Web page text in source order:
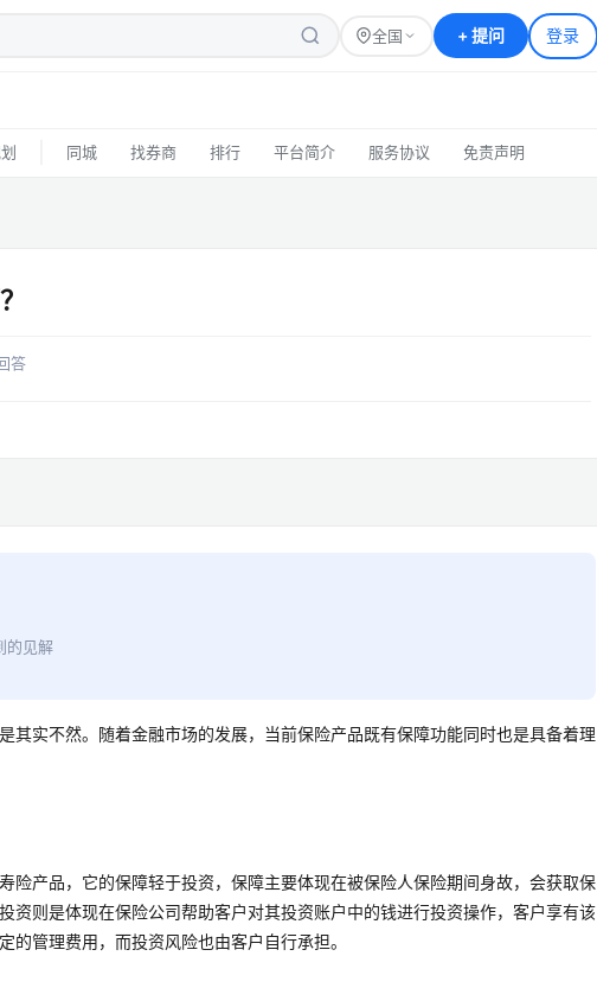
全国 +提问 登录
同城 找券商 排行 平台简介 服务协议 免责声明
答
的见解
其实不然。随着金融市场的发展，当前保险产品既有保障功能同时也是具备着理
险产品，它的保障轻于投资，保障主要体现在被保险人保险期间身故，会获取保
资则是体现在保险公司帮助客户对其投资账户中的钱进行投资操作，客户享有该
管理费用，而投资风险也由客户自行承担。